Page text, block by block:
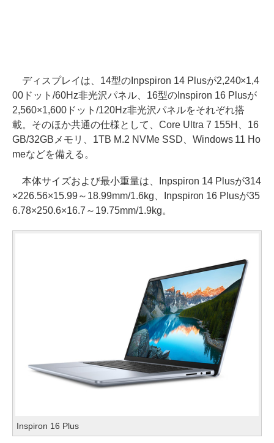
ディスプレイは、14型のInpspiron 14 Plusが2,240×1,4
00ドット/60Hz非光沢パネル、16型のInspiron 16 Plusが
2,560×1,600ドット/120Hz非光沢パネルをそれぞれ搭
載。そのほか共通の仕様として、Core Ultra 7 155H、16
GB/32GBメモリ、1TB M.2 NVMe SSD、Windows 11 Ho
meなどを備える。
本体サイズおよび最小重量は、Inpspiron 14 Plusが314
×226.56×15.99～18.99mm/1.6kg、Inpspiron 16 Plusが35
6.78×250.6×16.7～19.75mm/1.9kg。
Inspiron 16 Plus